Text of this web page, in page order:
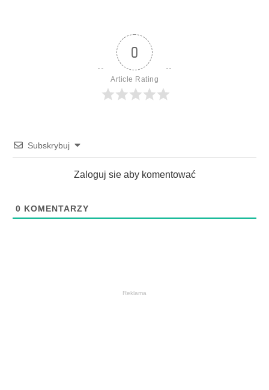
0
Article Rating
Subskrybuj
Zaloguj sie aby komentować
0 KOMENTARZY
Reklama